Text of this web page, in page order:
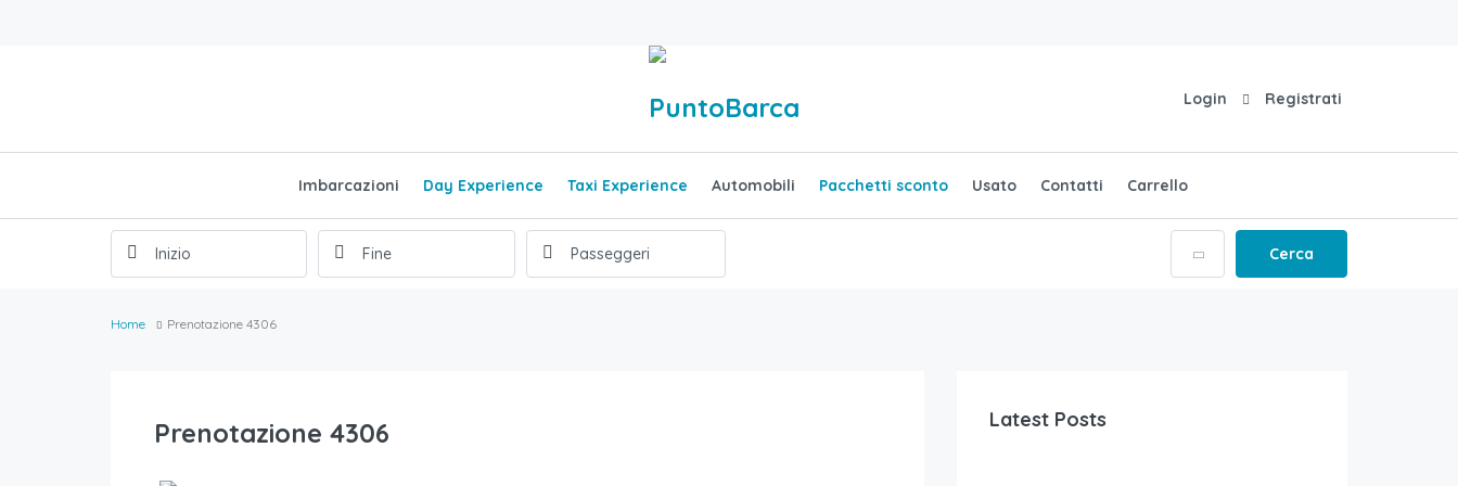
Login Registrati
Imbarcazioni Day Experience Taxi Experience Automobili Pacchetti sconto Usato Contatti Carrello
Cerca
Home Prenotazione 4306
Prenotazione 4306 Latest Posts